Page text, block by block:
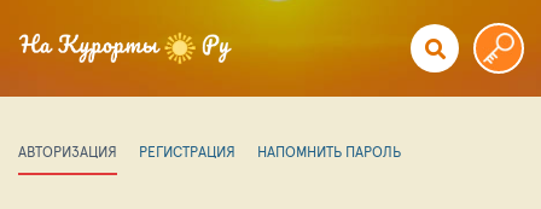
АВТОРИЗАЦИЯ РЕГИСТРАЦИЯ НАПОМНИТЬ ПАРОЛЬ